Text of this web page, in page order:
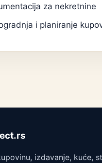
za nekretnine
i planiranje
izdavanje, kuće,